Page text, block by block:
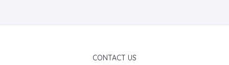
CONTACT US